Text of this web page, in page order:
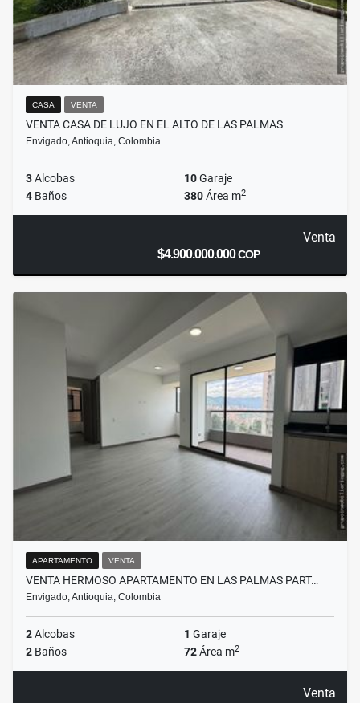
CASA VENTA
VENTA CASA DE LUJO EN EL ALTO DE LAS PALMAS
Envigado, Antioquia, Colombia
3Alcobas 10Garaje
4 Baños 380Área m2
Venta
$4.900.000.000COP
APARTAMENTO VENTA
VENTA HERMOSO APARTAMENTO EN LAS PALMAS PART…
Envigado, Antioquia, Colombia
2Alcobas 1 Garaje
2 Baños 72Área m2
Venta